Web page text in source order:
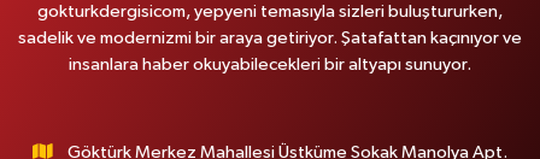
gokturkdergisicom, yepyeni temasıyla sizleri buluştururken,
sadelik ve modernizmi bir araya getiriyor. Şatafattan kaçınıyor ve
insanlara haber okuyabilecekleri bir altyapı sunuyor.
Göktürk Merkez Mahallesi Üstküme Sokak Manolya Apt.